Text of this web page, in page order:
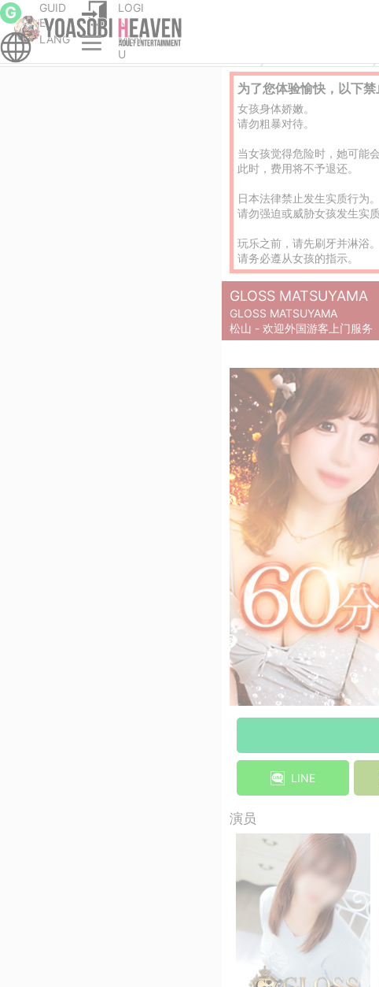
G
GUID
E
LOGI
N
LANG
MEN
U
首页
为了您体验愉快，以下
女孩身体娇嫩。
请勿粗暴对待。
当女孩觉得危险时，她可能
此时，费用将不予退还。
日本法律禁止发生实质行为。
请勿强迫或威胁女孩发生实质
玩乐之前，请先刷牙并淋浴。
请务必遵从女孩的指示。
GLOSS MATSUYAMA
GLOSS MATSUYAMA
松山 - 欢迎外国游客上门服务
LINE
演员